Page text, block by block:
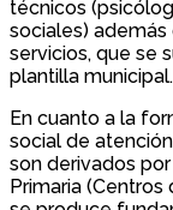
técnicos
sociales)
servicios, que se
plantilla municipal.
En cuanto a la
social de
son derivados
Primaria